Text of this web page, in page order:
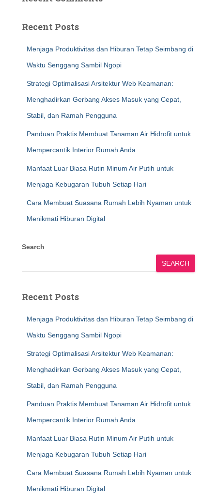
Recent Posts
Menjaga Produktivitas dan Hiburan Tetap Seimbang di
Waktu Senggang Sambil Ngopi
Strategi Optimalisasi Arsitektur Web Keamanan:
Menghadirkan Gerbang Akses Masuk yang Cepat,
Stabil, dan Ramah Pengguna
Panduan Praktis Membuat Tanaman Air Hidrofit untuk
Mempercantik Interior Rumah Anda
Manfaat Luar Biasa Rutin Minum Air Putih untuk
Menjaga Kebugaran Tubuh Setiap Hari
Cara Membuat Suasana Rumah Lebih Nyaman untuk
Menikmati Hiburan Digital
Search
SEARCH
Recent Posts
Menjaga Produktivitas dan Hiburan Tetap Seimbang di
Waktu Senggang Sambil Ngopi
Strategi Optimalisasi Arsitektur Web Keamanan:
Menghadirkan Gerbang Akses Masuk yang Cepat,
Stabil, dan Ramah Pengguna
Panduan Praktis Membuat Tanaman Air Hidrofit untuk
Mempercantik Interior Rumah Anda
Manfaat Luar Biasa Rutin Minum Air Putih untuk
Menjaga Kebugaran Tubuh Setiap Hari
Cara Membuat Suasana Rumah Lebih Nyaman untuk
Menikmati Hiburan Digital